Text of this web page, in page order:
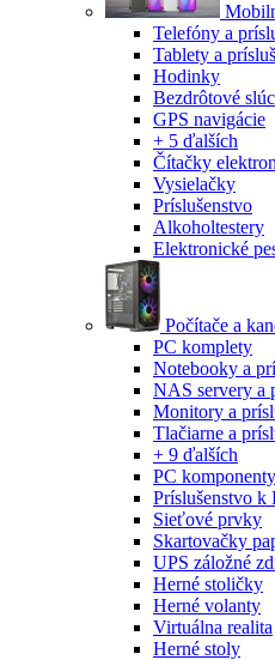
Telefóny a
Tablety a
Hodinky
Bezdrôtové
GPS navigácie
+ 5 ďalších
Čítačky
Vysielačky
Príslušenstvo
Alkoholtestery
Elektronické
Počítače a
PC komplety
Notebooky a
NAS servery a
Monitory a
Tlačiarne a
+ 9 ďalších
PC komponenty
Príslušenstvo k
Sieťové prvky
Skartovačky
UPS záložné
Herné stoličky
Herné volanty
Virtuálna realita
Herné stoly